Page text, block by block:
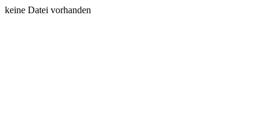
keine Datei vorhanden